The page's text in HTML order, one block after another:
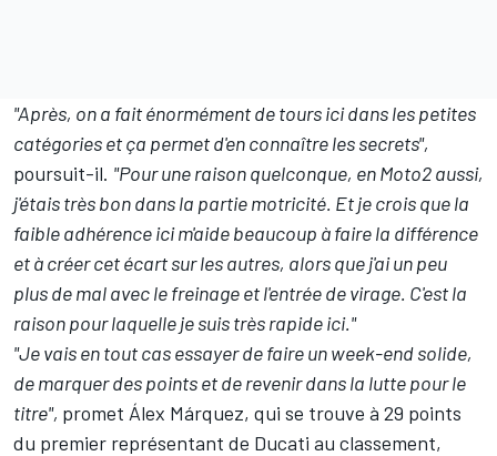
"Après, on a fait énormément de tours ici dans les petites
catégories et ça permet d'en connaître les secrets",
poursuit-il. "Pour une raison quelconque, en Moto2 aussi,
j'étais très bon dans la partie motricité. Et je crois que la
faible adhérence ici m'aide beaucoup à faire la différence
et à créer cet écart sur les autres, alors que j'ai un peu
plus de mal avec le freinage et l'entrée de virage. C'est la
raison pour laquelle je suis très rapide ici."
"Je vais en tout cas essayer de faire un week-end solide,
de marquer des points et de revenir dans la lutte pour le
titre", promet Álex Márquez, qui se trouve à 29 points
du premier représentant de Ducati au classement,